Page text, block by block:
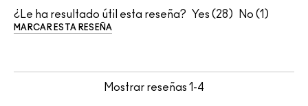
¿Le ha resultado útil esta reseña? 28 1
MARCAR ESTA RESEÑA
Mostrar reseñas 1-4